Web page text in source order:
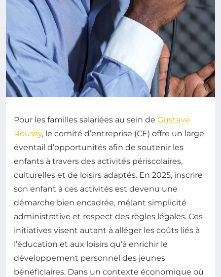
Pour les familles salariées au sein de Gustave
Roussy, le comité d’entreprise (CE) offre un large
éventail d’opportunités afin de soutenir les
enfants à travers des activités périscolaires,
culturelles et de loisirs adaptés. En 2025, inscrire
son enfant à ces activités est devenu une
démarche bien encadrée, mêlant simplicité
administrative et respect des règles légales. Ces
initiatives visent autant à alléger les coûts liés à
l’éducation et aux loisirs qu’à enrichir le
développement personnel des jeunes
bénéficiaires. Dans un contexte économique où